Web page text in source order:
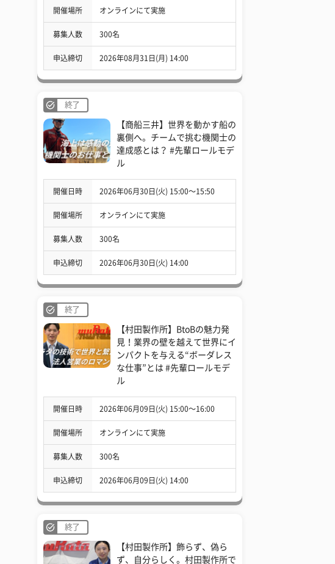
開催場所 オンラインにて実施
募集人数 300名
申込締切 2026年08月31日(月) 14:00
終了
【商船三井】世界を動かす船の
裏側へ。チームで挑む機関士の
達成感とは？ #先輩ロールモデ
ル
開催日時 2026年06月30日(火) 15:00〜15:50
開催場所 オンラインにて実施
募集人数 300名
申込締切 2026年06月30日(火) 14:00
終了
【村田製作所】BtoBの魅力発
見！業界の壁を越えて世界にイ
ンパクトを与える“ボーダレス
な仕事”とは #先輩ロールモデ
ル
開催日時 2026年06月09日(火) 15:00〜16:00
開催場所 オンラインにて実施
募集人数 300名
申込締切 2026年06月09日(火) 14:00
終了
【村田製作所】飾らず、偽ら
ず、自分らしく。村田製作所で